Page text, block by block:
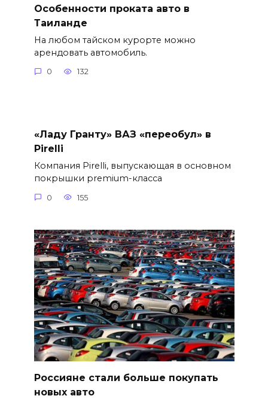
Особенности проката авто в
Таиланде
На любом тайском курорте можно
арендовать автомобиль.
0 132
«Ладу Гранту» ВАЗ «переобул» в
Pirelli
Компания Pirelli, выпускающая в основном
покрышки premium-класса
0 155
Россияне стали больше покупать
новых авто